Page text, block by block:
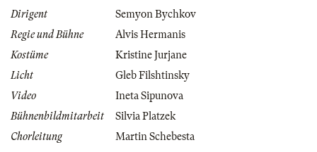
Dirigent
Semyon Bychkov
Regie und Bühne
Alvis Hermanis
Kostüme
Kristine Jurjane
Licht
Gleb Filshtinsky
Video
Ineta Sipunova
Bühnenbildmitarbeit
Silvia Platzek
Chorleitung
Martin Schebesta